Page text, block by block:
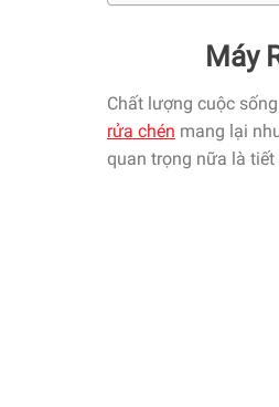
Máy
Chất lượng cuộc
rửa chén mang lại
quan trọng nữa là